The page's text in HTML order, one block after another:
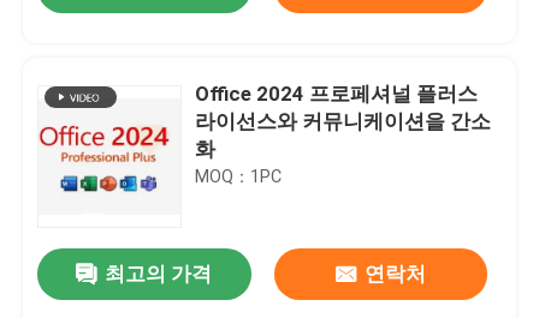
Office 2024 프로페셔널 플러스
라이선스와 커뮤니케이션을 간소
화
MOQ：1PC
최고의 가격 연락처